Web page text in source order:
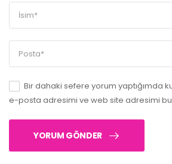
Bir dahaki sefere yorum yaptığımda
e-posta adresimi ve web site adresimi bu
YORUM GÖNDER